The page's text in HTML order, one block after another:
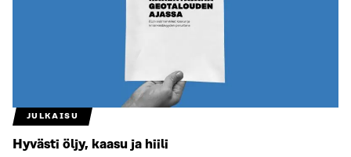
JULKAISU
Hyvästi öljy, kaasu ja hiili